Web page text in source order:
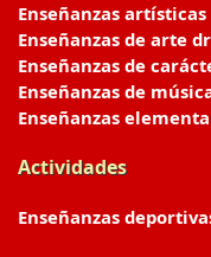
Enseñanzas
Enseñanzas de arte
Enseñanzas de
Enseñanzas de
Enseñanzas
Actividades
Enseñanzas